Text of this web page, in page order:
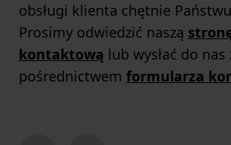
obsługi klienta chętnie
Prosimy odwiedzić naszą
kontaktową lub wysłać do
pośrednictwem formularza